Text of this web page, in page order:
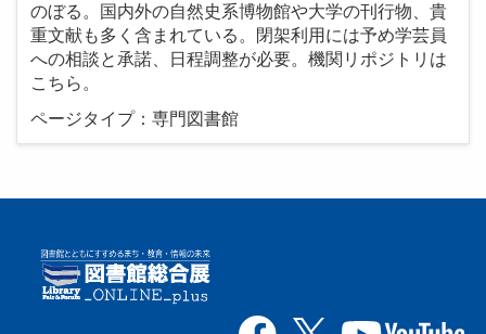
のぼる。国内外の自然史系博物館や大学の刊行物、貴
重文献も多く含まれている。閉架利用には予め学芸員
への相談と承諾、日程調整が必要。機関リポジトリは
こちら。
ページタイプ：専門図書館